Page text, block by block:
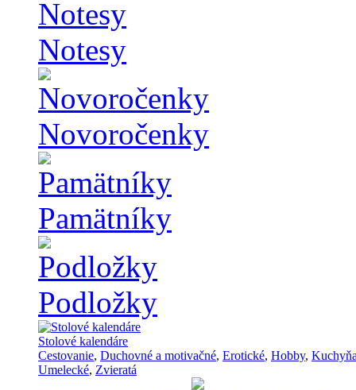
Notesy
Novoročenky
Pamätníky
Podložky
Stolové kalendáre
Cestovanie, Duchovné a motivačné, Erotické, Hobby,
Umelecké, Zvieratá